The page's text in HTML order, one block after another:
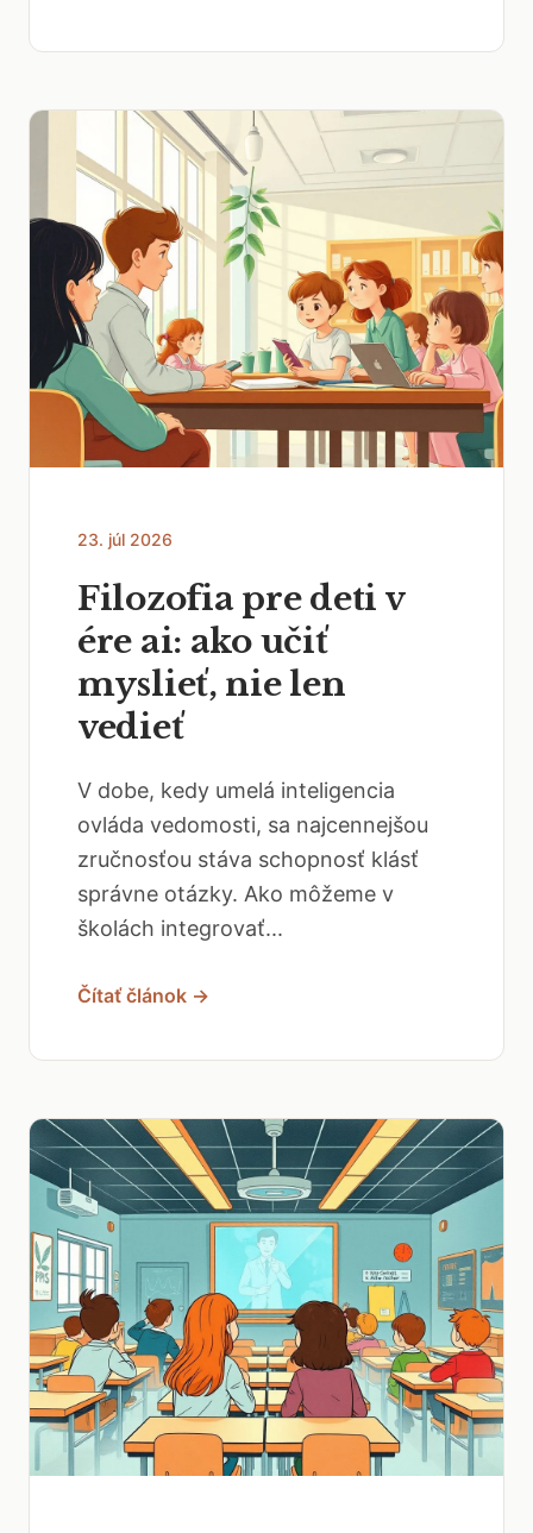
23. júl 2026
Filozofia pre deti v
ére ai: ako učiť
myslieť, nie len
vedieť
V dobe, kedy umelá inteligencia
ovláda vedomosti, sa najcennejšou
zručnosťou stáva schopnosť klásť
správne otázky. Ako môžeme v
školách integrovať...
Čítať článok →